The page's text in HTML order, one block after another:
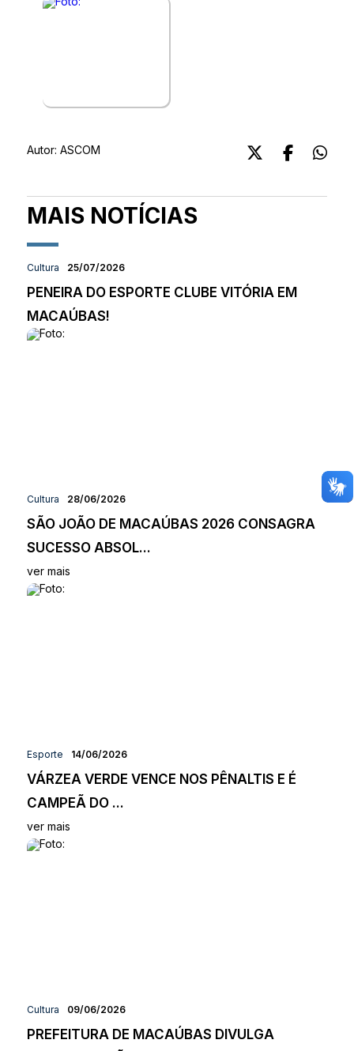
Autor: ASCOM
MAIS NOTÍCIAS
Cultura 25/07/2026
PENEIRA DO ESPORTE CLUBE VITÓRIA EM
MACAÚBAS!
Cultura 28/06/2026
SÃO JOÃO DE MACAÚBAS 2026 CONSAGRA
SUCESSO ABSOL...
ver mais
Esporte 14/06/2026
VÁRZEA VERDE VENCE NOS PÊNALTIS E É
CAMPEÃ DO ...
ver mais
Cultura 09/06/2026
PREFEITURA DE MACAÚBAS DIVULGA